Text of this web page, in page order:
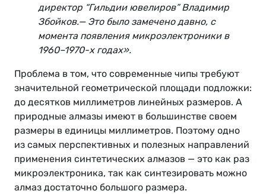
директор “Гильдии ювелиров” Владимир
Збойков.— Это было замечено давно, с
момента появления микроэлектроники в
1960–1970-х годах».
Проблема в том, что современные чипы требуют
значительной геометрической площади подложки:
до десятков миллиметров линейных размеров. А
природные алмазы имеют в большинстве своем
размеры в единицы миллиметров. Поэтому одно
из самых перспективных и полезных направлений
применения синтетических алмазов — это как раз
микроэлектроника, так как синтезировать можно
алмаз достаточно большого размера.